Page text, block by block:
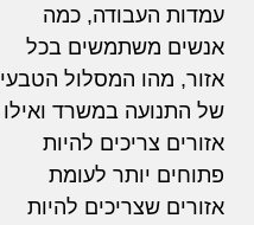
עמדות העבודה, כמה
אנשים משתמשים בכל
אזור, מהו המסלול הטבעי
של התנועה במשרד ואילו
אזורים צריכים להיות
פתוחים יותר לעומת
אזורים שצריכים להיות